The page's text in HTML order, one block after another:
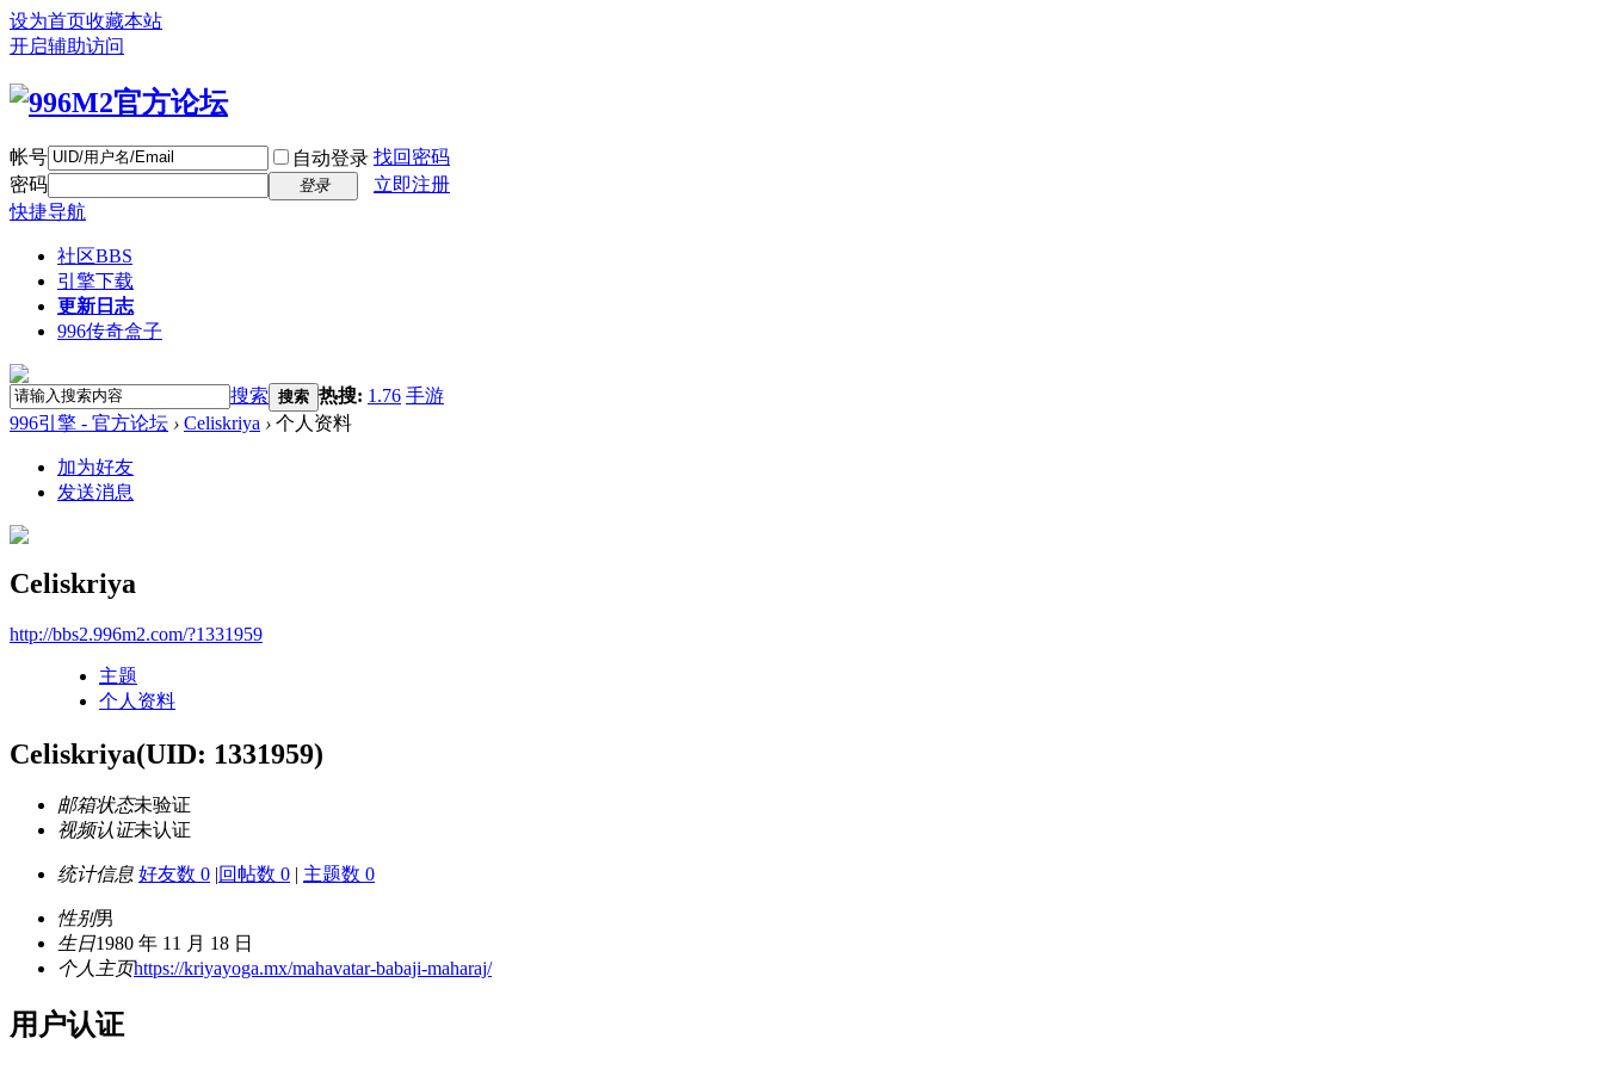
设为首页收藏本站
开启辅助访问
帐号 自动登录 找回密码
密码
登录
立即注册
快捷导航
社区BBS
引擎下载
更新日志
996传奇盒子
搜索 搜索 热搜: 1.76 手游
996引擎 - 官方论坛 › Celiskriya › 个人资料
加为好友
发送消息
Celiskriya
http://bbs2.996m2.com/?1331959
主题
个人资料
Celiskriya(UID: 1331959)
邮箱状态未验证
视频认证未认证
统计信息 好友数 0 |回帖数 0 | 主题数 0
性别男
生日1980 年 11 月 18 日
个人主页https://kriyayoga.mx/mahavatar-babaji-maharaj/
用户认证